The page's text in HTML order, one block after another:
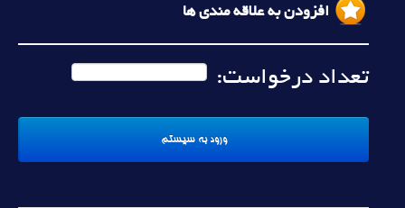
افزودن به علاقه مندی ها
تعداد درخواست: